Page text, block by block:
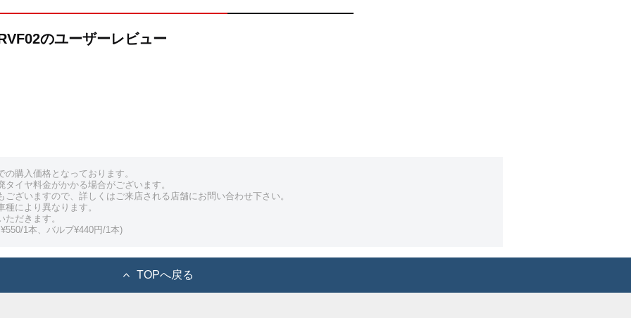
のユーザーレビュー
購入価格となっております。
イヤ料金がかかる場合がございます。
ざいますので、詳しくはご来店される店舗にお問い合わせ下さい。
により異なります。
だきます。
1本、バルブ¥440円/1本)
TOPへ戻る